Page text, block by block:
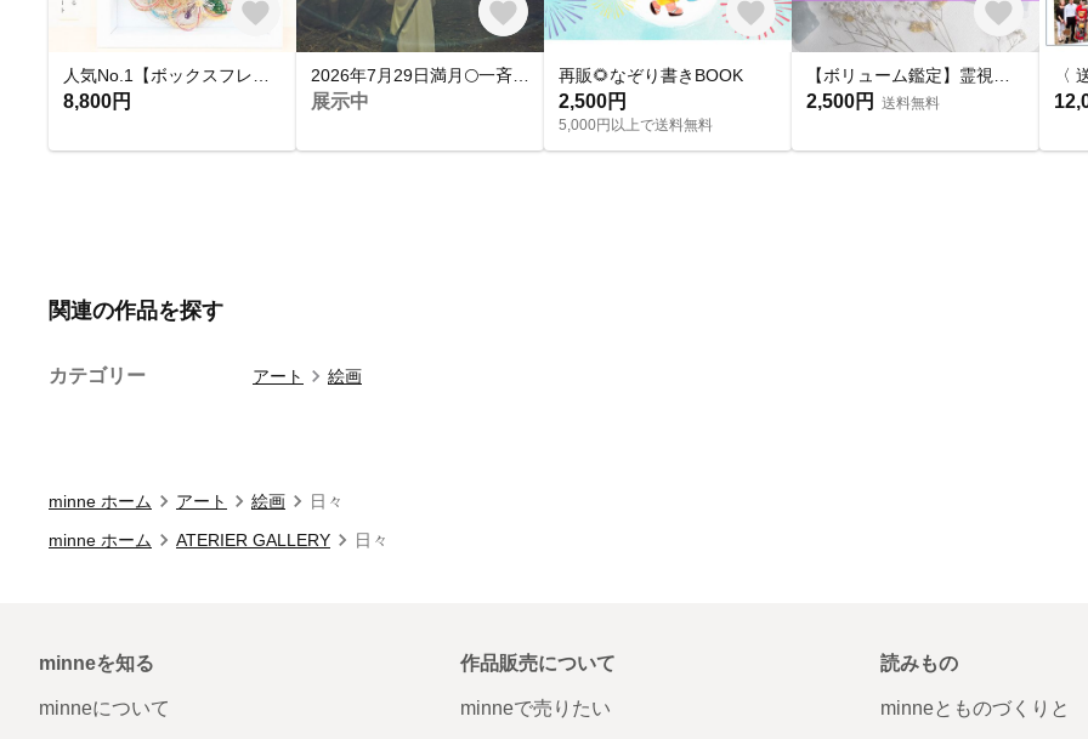
8,800円 展示中
再販🌻なぞり書きBOOK
2,500円
5,000円以上で送料無料
2,500円 送料無料
関連の作品を探す
カテゴリー アート 絵画
minne ホーム アート 絵画
日々
minne ホーム
ATERIER GALLERY 日々
minneを知る
minneについて
作品販売について
minneで売りたい
読みもの
minneとものづくりと